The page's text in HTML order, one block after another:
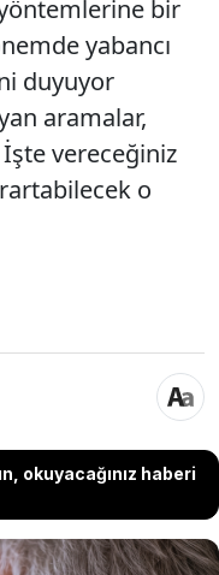
yöntemlerine bir
yabancı
duyuyor
aramalar,
vereceğiniz
o
okuyacağınız haberi